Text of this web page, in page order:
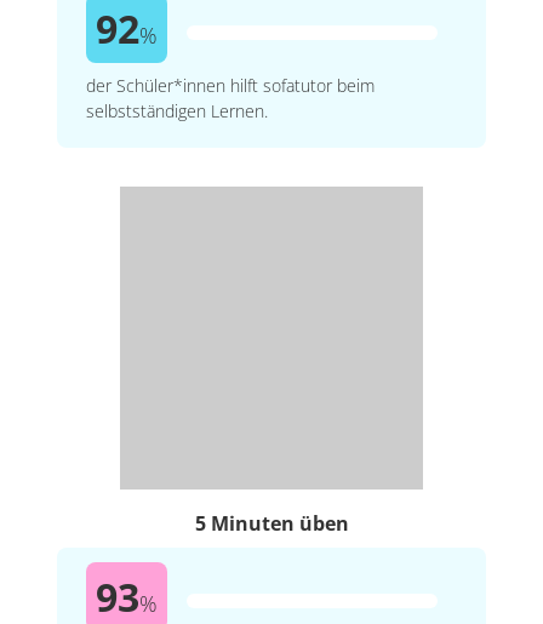
92%
der Schüler*innen hilft sofatutor beim
selbstständigen Lernen.
5 Minuten üben
93%